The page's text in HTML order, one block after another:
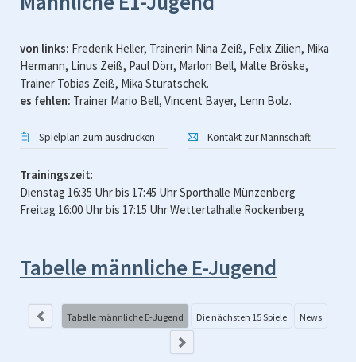
von links: Frederik Heller, Trainerin Nina Zeiß, Felix Zilien, Mika
Hermann, Linus Zeiß, Paul Dörr, Marlon Bell, Malte Bröske,
Trainer Tobias Zeiß, Mika Sturatschek.
es fehlen: Trainer Mario Bell, Vincent Bayer, Lenn Bolz.
Spielplan zum ausdrucken Kontakt zur Mannschaft
Trainingszeit:
Dienstag 16:35 Uhr bis 17:45 Uhr Sporthalle Münzenberg
Freitag 16:00 Uhr bis 17:15 Uhr Wettertalhalle Rockenberg
Tabelle männliche E-Jugend
Tabelle männliche E-Jugend Die nächsten 15 Spiele News